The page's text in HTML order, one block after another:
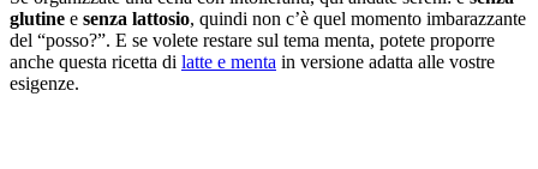
glutine e senza lattosio, quindi non c’è quel momento imbarazzante
del “posso?”. E se volete restare sul tema menta, potete proporre
anche questa ricetta di latte e menta in versione adatta alle vostre
esigenze.